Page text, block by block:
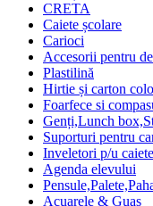
CRETA
Caiete școlare
Carioci
Accesorii pentru
Plastilină
Hirtie și carton
Foarfece si
Genți,Lunch
Suporturi pentru
Inveletori p/u
Agenda elevului
Acuarele & Guaș